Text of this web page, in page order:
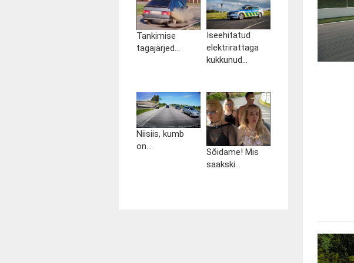
Tankimise
tagajärjed...
Iseehitatud
elektrirattaga
kukkunud...
Niisiis, kumb
on...
Sõidame! Mis
saakski...